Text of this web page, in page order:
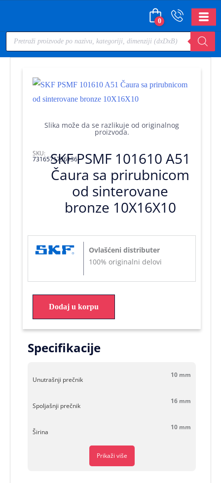
0
Slika može da se razlikuje od originalnog
proizvoda.
SKF PSMF 101610 A51
Čaura sa prirubnicom
od sinterovane
bronze 10X16X10
SKU:
7316571736136
Ovlašćeni distributer
100% originalni delovi
Dodaj u korpu
Specifikacije
Unutrašnji prečnik
10 mm
Spoljašnji prečnik
16 mm
Širina
10 mm
Prikaži više